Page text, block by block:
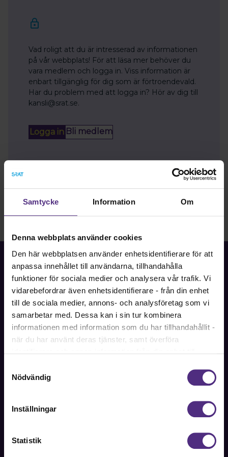
Samtycke Information Om
Denna webbplats använder cookies
Den här webbplatsen använder enhetsidentifierare för att
anpassa innehållet till användarna, tillhandahålla
funktioner för sociala medier och analysera vår trafik. Vi
vidarebefordrar även enhetsidentifierare - från din enhet
till de sociala medier, annons- och analysföretag som vi
samarbetar med. Dessa kan i sin tur kombinera
informationen med information som du har tillhandahållit -
när du har använt deras tjänster, samt överföra
Dock har vi lagt in anonymisering av IP-adress i
förhållande till Google Analytics. Du godkänner våra
cookies vid fortsatt användande av vår webbplats.
Nödvändig
Inställningar
Statistik
Vad roligt att du är intresserad av informationen
på vår webbplats! För att läsa mer behöver du
vara medlem och logga in. Viss information är
enbart tillgänglig för dig som är förtroendevald.
Har du problem med att logga in? Hör av dig till
kansli@srat.se.
Logga in Bli medlem
Fackförbundet för akademiker i samhällsbärande
professioner.
Bli medlem
Kontakt
Kontakta oss på SRAT med frågor om ditt medlemskap
eller allmänna fackliga frågor om din anställning.